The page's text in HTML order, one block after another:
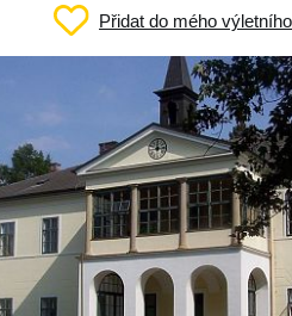
Přidat do mého